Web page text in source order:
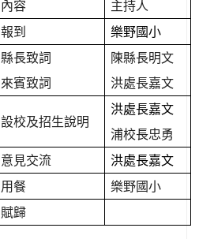
內容
主持人
報到 樂野國小
縣長致詞
來賓致詞
陳縣長明文
洪處長嘉文
設校及招生說明
洪處長嘉文
浦校長忠勇
意見交流
洪處長嘉文
用餐
樂野國小
賦歸